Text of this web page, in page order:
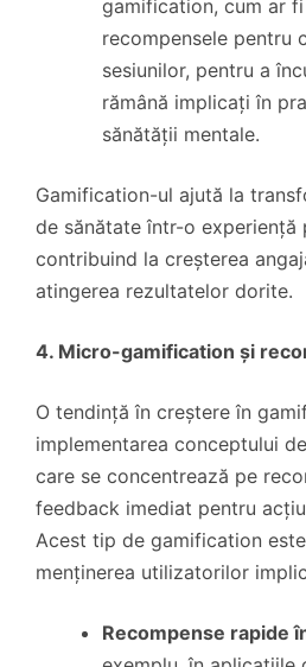
gamification, cum ar
recompensele pentru
sesiunilor, pentru a
rămână implicați în
sănătății mentale.
Gamification-ul ajută la
de sănătate într-o experiență
contribuind la creșterea
atingerea rezultatelor dorite.
4. Micro-gamification și
O tendință în creștere în
implementarea conceptului
care se concentrează pe
feedback imediat pentru
Acest tip de gamification
menținerea utilizatorilor
Recompense rapide